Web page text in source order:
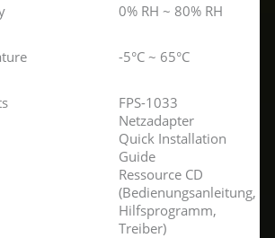
0% RH ~ 80% RH
-5°C ~ 65°C
FPS-1033
Netzadapter
Quick Installation
Guide
Ressource CD
(Bedienungsanleitung,
Hilfsprogramm,
Treiber)